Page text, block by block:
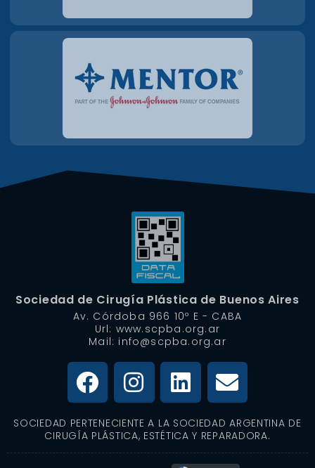
Sociedad de Cirugía Plástica de Buenos Aires
Av. Córdoba 966 10º E - CABA
Url: www.scpba.org.ar
Mail: info@scpba.org.ar
SOCIEDAD PERTENECIENTE A LA SOCIEDAD ARGENTINA DE
CIRUGÍA PLÁSTICA, ESTÉTICA Y REPARADORA.